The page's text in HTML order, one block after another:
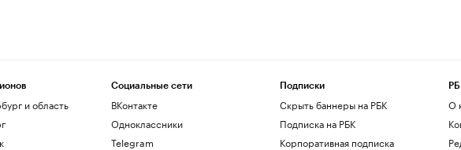
и область
Социальные сети
ВКонтакте
Одноклассники
Telegram
Подписки
Скрыть баннеры на РБК
Подписка на РБК
Корпоративная подписка
О